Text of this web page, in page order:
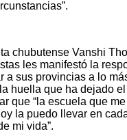
chubutense Vanshi
les manifestó la
a sus provincias a lo
huella que ha dejado
que “la escuela que
la puedo llevar en
mi vida”.